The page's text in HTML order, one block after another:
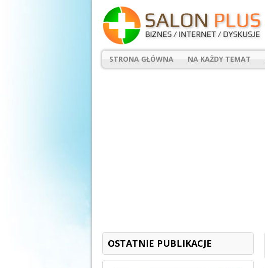
STRONA GŁÓWNA NA KAŻDY TEMAT
OSTATNIE PUBLIKACJE